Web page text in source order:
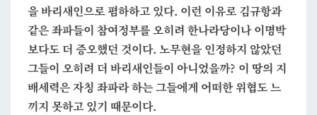
을 바리새인으로 폄하하고 있다. 이런 이유로 김규항과
같은 좌파들이 참여정부를 오히려 한나라당이나 이명박
보다도 더 증오했던 것이다. 노무현을 인정하지 않았던
그들이 오히려 더 바리새인들이 아니었을까? 이 땅의 지
배세력은 자칭 좌파라 하는 그들에게 어떠한 위협도 느
끼지 못하고 있기 때문이다.